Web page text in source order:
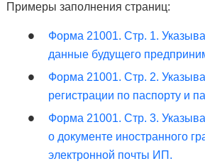
Примеры заполнения страниц:
Форма 21001. Стр. 1.
данные будущего
Форма 21001. Стр. 2.
регистрации по паспорту и
Форма 21001. Стр. 3.
о документе иностранного
электронной почты ИП.